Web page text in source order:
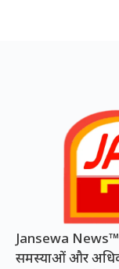
Jansewa News™
समस्याओं और